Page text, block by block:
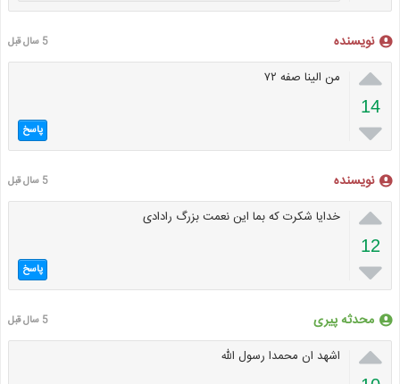
نویسنده 5 سال قبل

14

من الینا صفه ۷۲
پاسخ
نویسنده 5 سال قبل

12

خدایا شکرت که بما این نعمت بزرگ رادادی
پاسخ
محدثه پیری 5 سال قبل
 اشهد ان محمدا رسول الله